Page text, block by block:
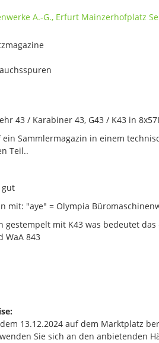
43 / Karabiner 43, G43 / K43 in
Sammlermagazin in einem
Teil..
gut
mit: "aye" = Olympia
gestempelt mit K43 was bedeutet
WaA 843
13.12.2024 auf dem Marktplatz
Sie sich an den anbietenden